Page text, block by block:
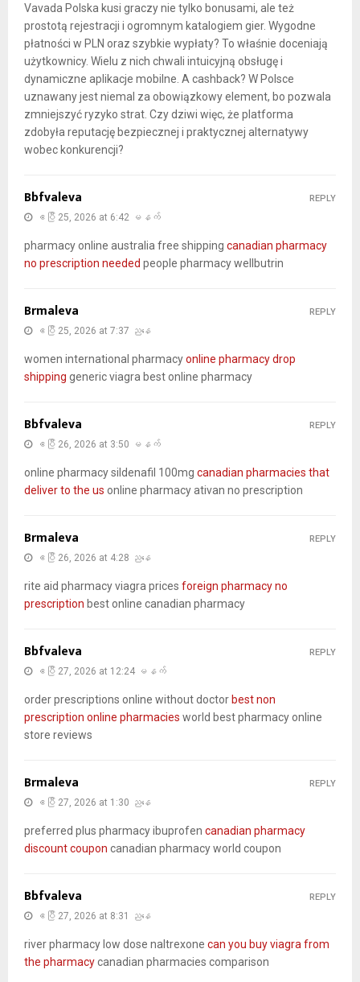
Vavada Polska kusi graczy nie tylko bonusami, ale też
prostotą rejestracji i ogromnym katalogiem gier. Wygodne
płatności w PLN oraz szybkie wypłaty? To właśnie doceniają
użytkownicy. Wielu z nich chwali intuicyjną obsługę i
dynamiczne aplikacje mobilne. A cashback? W Polsce
uznawany jest niemal za obowiązkowy element, bo pozwala
zmniejszyć ryzyko strat. Czy dziwi więc, że platforma
zdobyła reputację bezpiecznej i praktycznej alternatywy
wobec konkurencji?
Bbfvaleva
ဧပြီ 25, 2026 at 6:42 မနက်
pharmacy online australia free shipping canadian pharmacy
no prescription needed people pharmacy wellbutrin
REPLY
Brmaleva
ဧပြီ 25, 2026 at 7:37 ညနေ
women international pharmacyonline pharmacy drop
shipping generic viagra best online pharmacy
REPLY
Bbfvaleva
ဧပြီ 26, 2026 at 3:50 မနက်
online pharmacy sildenafil 100mg canadian pharmacies that
deliver to the us online pharmacy ativan no prescription
REPLY
Brmaleva
ဧပြီ 26, 2026 at 4:28 ညနေ
rite aid pharmacy viagra prices foreign pharmacy no
prescription best online canadian pharmacy
REPLY
Bbfvaleva
ဧပြီ 27, 2026 at 12:24 မနက်
order prescriptions online without doctor best non
prescription online pharmacies world best pharmacy online
store reviews
REPLY
Brmaleva
ဧပြီ 27, 2026 at 1:30 ညနေ
preferred plus pharmacy ibuprofen canadian pharmacy
discount coupon canadian pharmacy world coupon
REPLY
Bbfvaleva
ဧပြီ 27, 2026 at 8:31 ညနေ
river pharmacy low dose naltrexone can you buy viagra from
the pharmacycanadian pharmacies comparison
REPLY